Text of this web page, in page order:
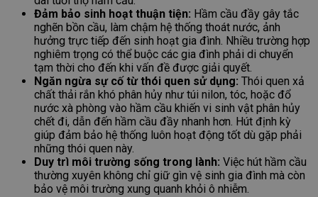
Đảm bảo sinh hoạt thuận tiện: Hầm cầu đầy gây tắc
nghẽn bồn cầu, làm chậm hệ thống thoát nước, ảnh
hưởng trực tiếp đến sinh hoạt gia đình. Nhiều trường hợp
nghiêm trọng có thể buộc các gia đình phải di chuyển
tạm thời cho đến khi vấn đề được giải quyết.
Ngăn ngừa sự cố từ thói quen sử dụng: Thói quen xả
chất thải rắn khó phân hủy như túi nilon, tóc, hoặc đổ
nước xà phòng vào hầm cầu khiến vi sinh vật phân hủy
chết đi, dẫn đến hầm cầu đầy nhanh hơn. Hút định kỳ
giúp đảm bảo hệ thống luôn hoạt động tốt dù gặp phải
những thói quen này.
Duy trì môi trường sống trong lành: Việc hút hầm cầu
thường xuyên không chỉ giữ gìn vệ sinh gia đình mà còn
bảo vệ môi trường xung quanh khỏi ô nhiễm.